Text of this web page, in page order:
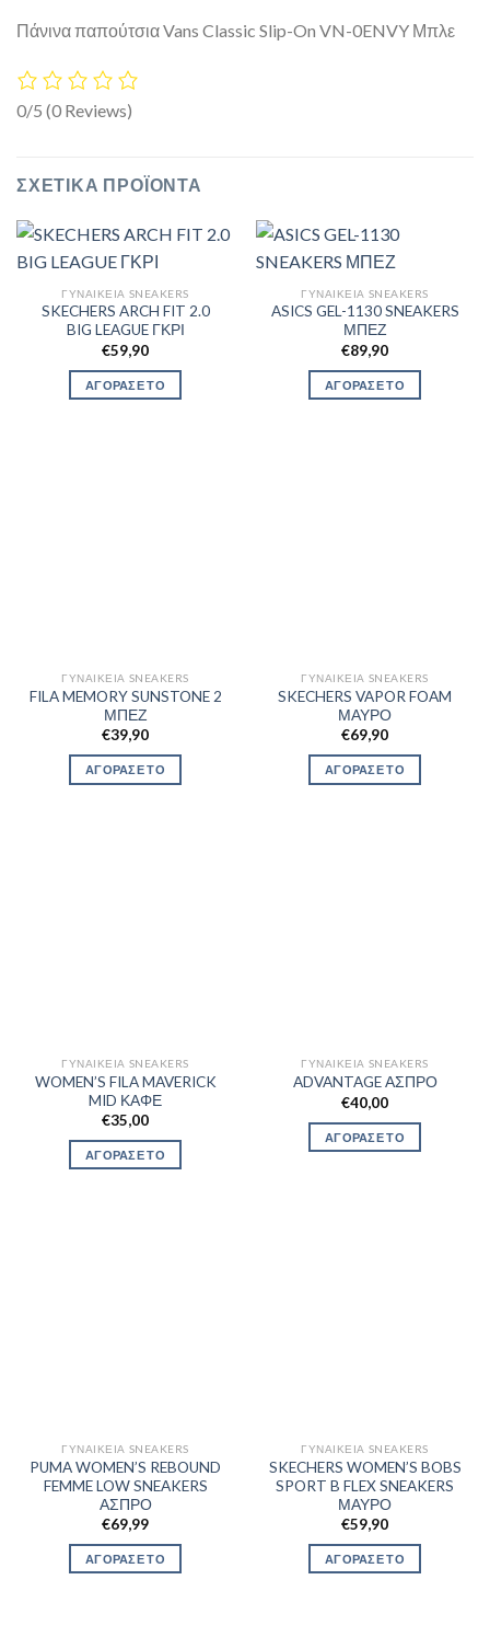
Πάνινα παπούτσια Vans Classic Slip-On VN-0ENVY Μπλε
0/5 (0 Reviews)
ΣΧΕΤΙΚΆ ΠΡΟΪΌΝΤΑ
ΓΥΝΑΙΚΕΊΑ SNEAKERS
SKECHERS ARCH FIT 2.0
BIG LEAGUE ΓΚΡΙ
€59,90
ΑΓΟΡΑΣΕ ΤΟ
ΓΥΝΑΙΚΕΊΑ SNEAKERS
ASICS GEL-1130 SNEAKERS
ΜΠΕΖ
€89,90
ΑΓΟΡΑΣΕ ΤΟ
ΓΥΝΑΙΚΕΊΑ SNEAKERS
FILA MEMORY SUNSTONE 2
ΜΠΕΖ
€39,90
ΑΓΟΡΑΣΕ ΤΟ
ΓΥΝΑΙΚΕΊΑ SNEAKERS
SKECHERS VAPOR FOAM
ΜΑΥΡΟ
€69,90
ΑΓΟΡΑΣΕ ΤΟ
ΓΥΝΑΙΚΕΊΑ SNEAKERS
WOMEN’S FILA MAVERICK
MID ΚΑΦΕ
€35,00
ΑΓΟΡΑΣΕ ΤΟ
ΓΥΝΑΙΚΕΊΑ SNEAKERS
ADVANTAGE ΑΣΠΡΟ
€40,00
ΑΓΟΡΑΣΕ ΤΟ
ΓΥΝΑΙΚΕΊΑ SNEAKERS
PUMA WOMEN’S REBOUND
FEMME LOW SNEAKERS
ΑΣΠΡΟ
€69,99
ΑΓΟΡΑΣΕ ΤΟ
ΓΥΝΑΙΚΕΊΑ SNEAKERS
SKECHERS WOMEN’S BOBS
SPORT B FLEX SNEAKERS
ΜΑΥΡΟ
€59,90
ΑΓΟΡΑΣΕ ΤΟ